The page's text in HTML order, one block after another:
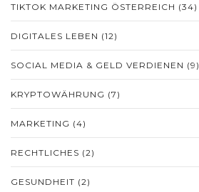
TIKTOK MARKETING ÖSTERREICH (34)
DIGITALES LEBEN (12)
SOCIAL MEDIA & GELD VERDIENEN (9)
KRYPTOWÄHRUNG (7)
MARKETING (4)
RECHTLICHES (2)
GESUNDHEIT (2)